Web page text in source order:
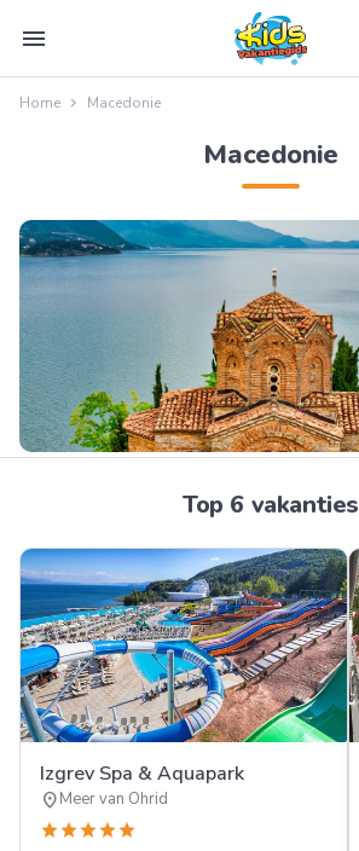
menu
Home Macedonie
Macedonie
Top 6 vakanties
Izgrev Spa & Aquapark
location_onMeer van Ohrid
starstarstarstarstar